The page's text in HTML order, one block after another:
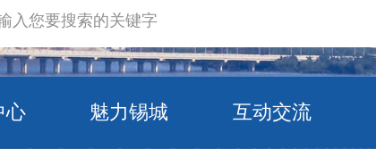
心 魅力锡城 互动交流